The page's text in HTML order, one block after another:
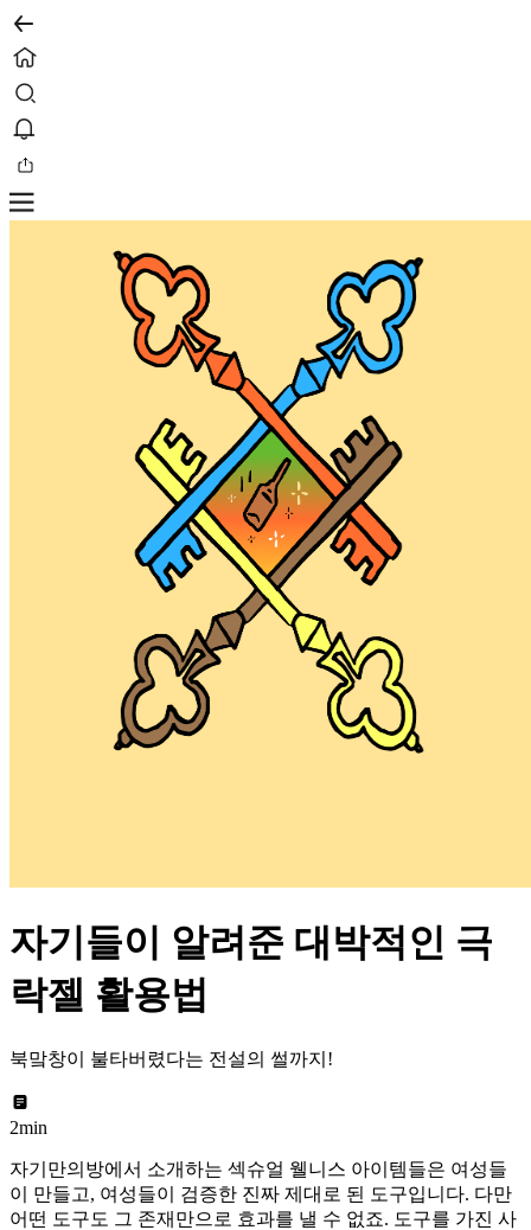
자기들이 알려준 대박적인 극
락젤 활용법
북맠창이 불타버렸다는 전설의 썰까지!
2min
자기만의방에서 소개하는 섹슈얼 웰니스 아이템들은 여성들
이 만들고, 여성들이 검증한 진짜 제대로 된 도구입니다. 다만
어떤 도구도 그 존재만으로 효과를 낼 수 없죠. 도구를 가진 사